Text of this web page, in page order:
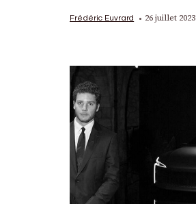
Frédéric Euvrard 26 juillet 2023